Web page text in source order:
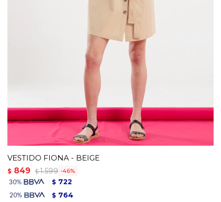
VESTIDO FIONA - BEIGE
$ 849 $ 1.599 46
$ 722
$ 764